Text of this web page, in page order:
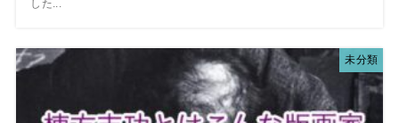
した...
未分類